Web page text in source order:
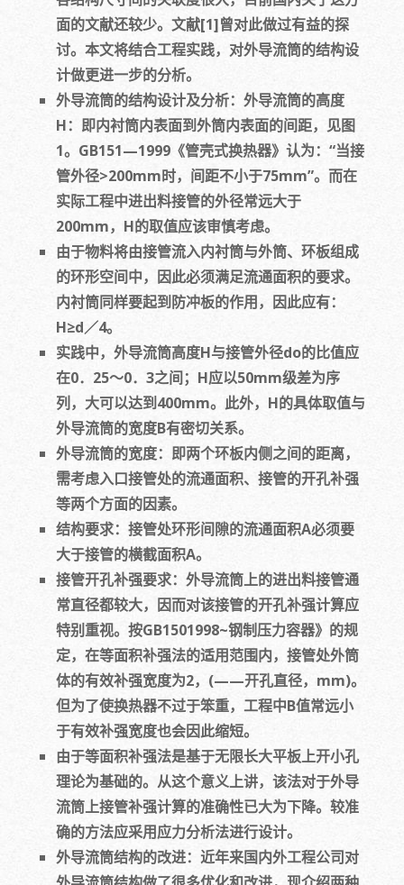
面的文献还较少。文献[1]曾对此做过有益的探
讨。本文将结合工程实践，对外导流筒的结构设
计做更进一步的分析。
外导流筒的结构设计及分析：外导流筒的高度
H：即内衬筒内表面到外筒内表面的间距，见图
1。GB151—1999《管壳式换热器》认为：“当接
管外径>200mm时，间距不小于75mm”。而在
实际工程中进出料接管的外径常远大于
200mm，H的取值应该审慎考虑。
由于物料将由接管流入内衬筒与外筒、环板组成
的环形空间中，因此必须满足流通面积的要求。
内衬筒同样要起到防冲板的作用，因此应有：
H≥d／4。
实践中，外导流筒高度H与接管外径do的比值应
在0．25～0．3之间；H应以50mm级差为序
列，大可以达到400mm。此外，H的具体取值与
外导流筒的宽度B有密切关系。
外导流筒的宽度：即两个环板内侧之间的距离，
需考虑入口接管处的流通面积、接管的开孔补强
等两个方面的因素。
结构要求：接管处环形间隙的流通面积A必须要
大于接管的横截面积A。
接管开孔补强要求：外导流筒上的进出料接管通
常直径都较大，因而对该接管的开孔补强计算应
特别重视。按GB1501998~钢制压力容器》的规
定，在等面积补强法的适用范围内，接管处外筒
体的有效补强宽度为2，(——开孔直径，mm)。
但为了使换热器不过于笨重，工程中B值常远小
于有效补强宽度也会因此缩短。
由于等面积补强法是基于无限长大平板上开小孔
理论为基础的。从这个意义上讲，该法对于外导
流筒上接管补强计算的准确性已大为下降。较准
确的方法应采用应力分析法进行设计。
外导流筒结构的改进：近年来国内外工程公司对